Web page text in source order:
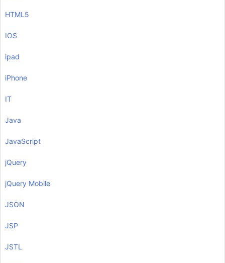
HTML5
IOS
ipad
iPhone
IT
Java
JavaScript
jQuery
jQuery Mobile
JSON
JSP
JSTL